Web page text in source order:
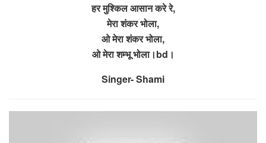
हर मुश्किल आसान करे रे,
मेरा शंकर भोला,
ओ मेरा शंकर भोला,
ओ मेरा शम्भू भोला।bd।
Singer- Shami